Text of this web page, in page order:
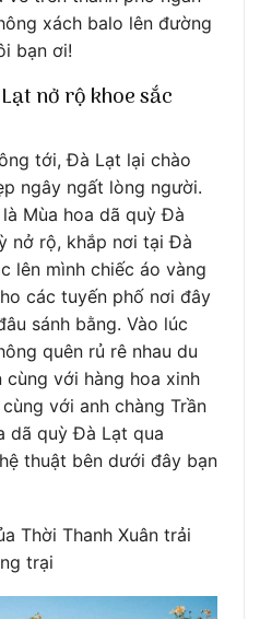
xách balo lên đường
bạn ơi!
nở rộ khoe sắc
tới, Đà Lạt lại chào
ngây ngất lòng người.
Mùa hoa dã quỳ Đà
nở rộ, khắp nơi tại Đà
lên mình chiếc áo vàng
các tuyến phố nơi đây
sánh bằng. Vào lúc
quên rủ rê nhau du
với hàng hoa xinh
với anh chàng Trần
dã quỳ Đà Lạt qua
thuật bên dưới đây bạn
Thời Thanh Xuân trải
trại